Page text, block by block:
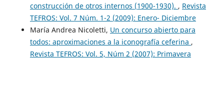
construcción de otros internos (1900-1930). , Revista
TEFROS: Vol. 7 Núm. 1-2 (2009): Enero- Diciembre
María Andrea Nicoletti, Un concurso abierto para
todos: aproximaciones a la iconografía ceferina ,
Revista TEFROS: Vol. 5, Núm 2 (2007): Primavera